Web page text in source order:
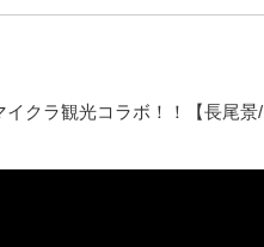
イクラ観光コラボ！！【長尾景/